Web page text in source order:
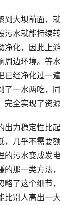
到大坝前面，
污水就能持续
净化，因此上
周边环境。等
已经净化过一
了一水两吃，
完全实现了资
出力稳定性比
，几乎不需要
的污水变成发
的那一类方法
略了这个细节
别人高出一大